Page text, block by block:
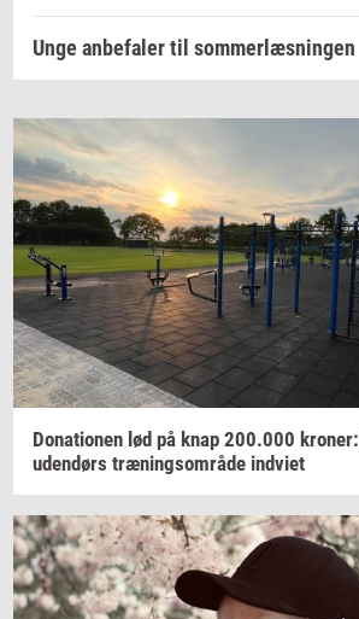
Unge anbefaler til sommerlæsningen
Do­na­tio­nen lød på knap 200.000 kro­ner:
uden­dørs træ­nings­om­rå­de ind­vi­et